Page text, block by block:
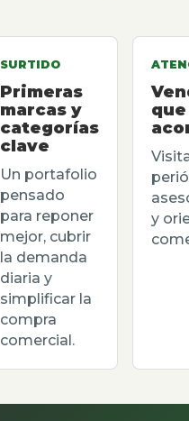
SURTIDO
Primeras
marcas y
categorías
clave
Un portafolio
pensado
para reponer
mejor, cubrir
la demanda
diaria y
simplificar la
compra
comercial.
que
y